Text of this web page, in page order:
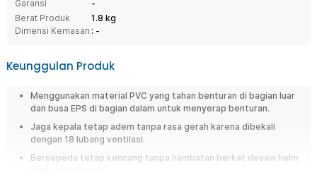
Garansi
-
Berat Produk
1.8 kg
Dimensi Kemasan : -
Keunggulan Produk
Menggunakan material PVC yang tahan benturan di bagian luar
dan busa EPS di bagian dalam untuk menyerap benturan.
Jaga kepala tetap adem tanpa rasa gerah karena dibekali
dengan 18 lubang ventilasi.
Bersepeda tetap kencang tanpa hambatan berkat desain helm